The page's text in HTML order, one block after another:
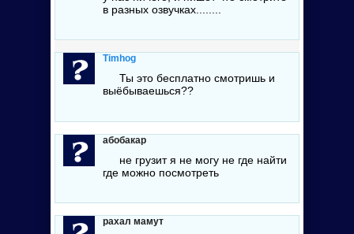
в разных озвучках........
Timhog
Ты это бесплатно смотришь и
выёбываешься??
абобакар
не грузит я не могу не где найти
где можно посмотреть
рахал мамут